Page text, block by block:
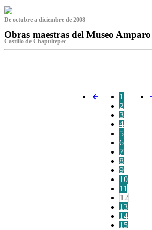
De octubre a diciembre de 2008
Obras maestras del Museo Amparo
Castillo de Chapultepec
1
2
3
4
5
6
7
8
9
10
11
12
13
14
15